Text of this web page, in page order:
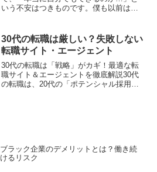
いう不安はつきものです。僕も以前は製
た。でも、あるきっかけから社内で事務
作業に関わるようになりま...
30代の転職は厳しい？失敗しない
転職サイト・エージェント
30代の転職は「戦略」がカギ！最適な転
職サイト＆エージェントを徹底解説30代
の転職は、20代の「ポテンシャル採用」
ブラック企業のデメリットとは？働き続
けるリスク